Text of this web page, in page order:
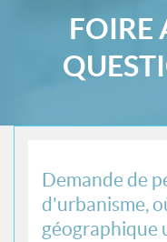
FOIRE
Demande de
d'urbanisme,
géographique